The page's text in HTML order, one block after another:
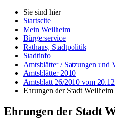
Sie sind hier
Startseite
Mein Weilheim
Bürgerservice
Rathaus, Stadtpolitik
Stadtinfo
Amtsblätter / Satzungen und
Amtsblätter 2010
Amtsblatt 26/2010 vom
Ehrungen der Stadt
Ehrungen der Stadt